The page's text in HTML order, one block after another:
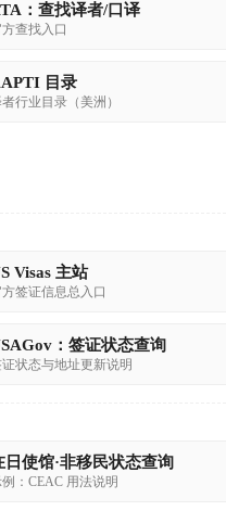
：查找译者/口译
查找入口
目录
行业目录（美洲）
Visas 主站
签证信息总入口
：签证状态查询
状态与地址更新说明
日使馆·非移民状态查询
：CEAC 用法说明